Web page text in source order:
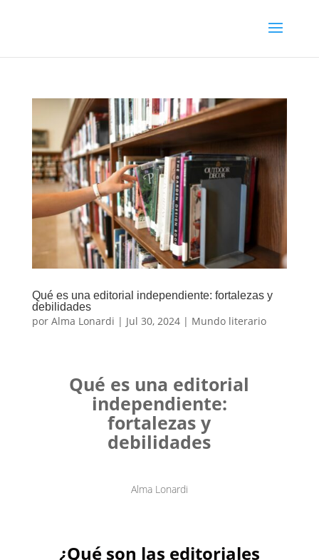
Qué es una editorial independiente: fortalezas y
debilidades
por Alma Lonardi | Jul 30, 2024| Mundo literario
Qué es una editorial
independiente:
fortalezas y
debilidades
Alma Lonardi
¿Qué son las editoriales